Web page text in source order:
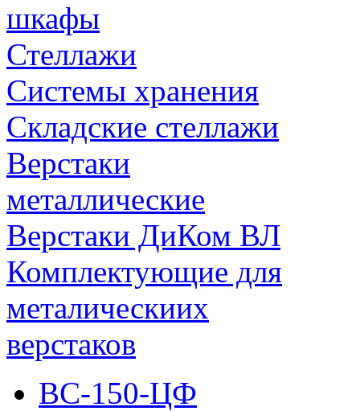
шкафы
Стеллажи
Системы хранения
Складские стеллажи
Верстаки
металлические
Верстаки ДиКом ВЛ
Комплектующие для
металическиих
верстаков
ВС-150-ЦФ